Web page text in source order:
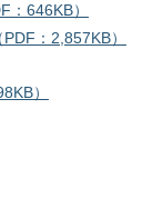
646KB）
：2,857KB）
）